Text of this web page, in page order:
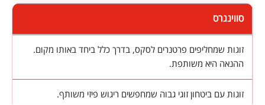
סווינגרס
זוגות שמחליפים פרטנרים לסקס, בדרך כלל ביחד באותו מקום.
ההנאה היא משותפת.
זוגות עם ביטחון זוגי גבוה שמחפשים ריגוש פיזי משותף.